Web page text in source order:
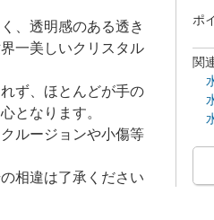
ポ
関
、透明感のある透き
一美しいクリスタル
ず、ほとんどが手の
となります。
ルージョンや小傷等
相違は了承ください